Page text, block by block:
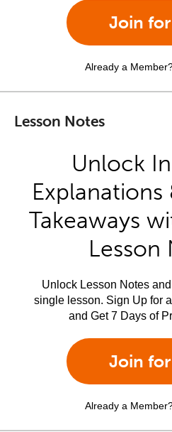
Join for
Already a
Lesson Notes
Unlock
Explanations
Takeaways
Lesson
Unlock Lesson Notes
single lesson. Sign Up for
and Get 7 Days of
Join for
Already a